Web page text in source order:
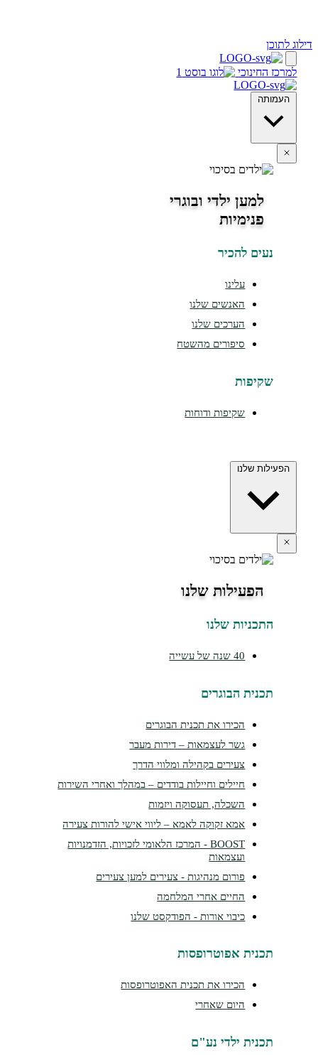
ילדי ובוגרי
האנשים שלנו
הערכים שלנו
סיפורים מהשטח
שקיפות ודוחות
שלנו
שלנו
הבוגרים
הכירו את תכנית הבוגרים
גשר לעצמאות – דירות מעבר
צעירים בקהילה ומלווי הדרך
חיילים וחיילות בודדים – במהלך ואחרי השירות
השכלה, תעסוקה ויזמות
אמא זקוקה לאמא – ליווי אישי להורות צעירה
BOOST - המרכז הלאומי לזכויות, הזדמנויות
פורום מנהיגות - צעירים למען צעירים
החיים אחרי המלחמה
כיבוי אורות - הפודקסט שלנו
אפוטרופסות
הכירו את תכנית האפוטרופסות
היום שאחרי
ילדי נע"ם